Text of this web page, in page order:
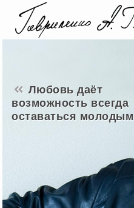
Любовь даёт
возможность всегда
оставаться молодым